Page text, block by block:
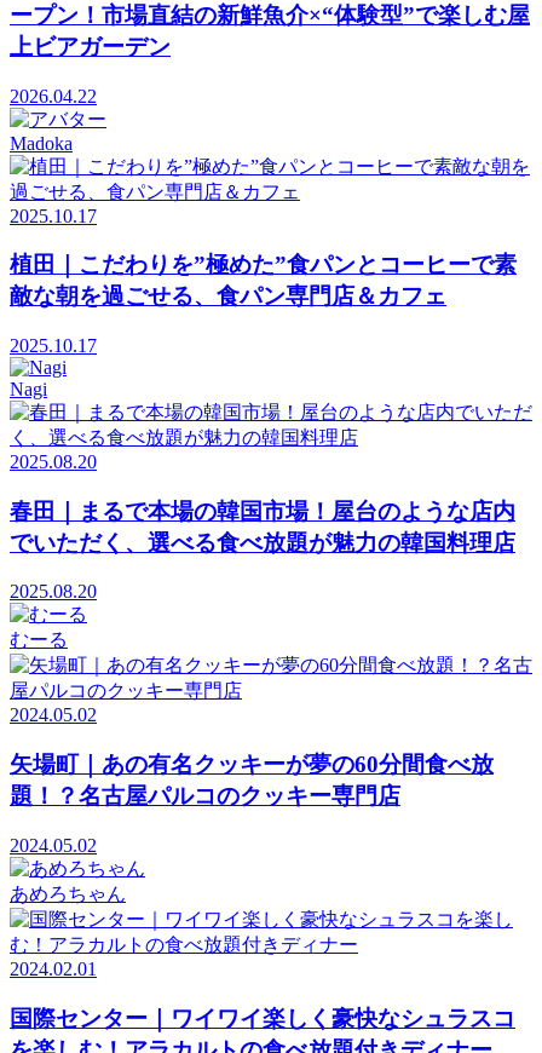
ープン！市場直結の新鮮魚介×“体験型”で楽しむ屋
上ビアガーデン
2026.04.22
Madoka
2025.10.17
植田｜こだわりを”極めた”食パンとコーヒーで素
敵な朝を過ごせる、食パン専門店＆カフェ
2025.10.17
Nagi
2025.08.20
春田｜まるで本場の韓国市場！屋台のような店内
でいただく、選べる食べ放題が魅力の韓国料理店
2025.08.20
むーる
2024.05.02
矢場町｜あの有名クッキーが夢の60分間食べ放
題！？名古屋パルコのクッキー専門店
2024.05.02
あめろちゃん
2024.02.01
国際センター｜ワイワイ楽しく豪快なシュラスコ